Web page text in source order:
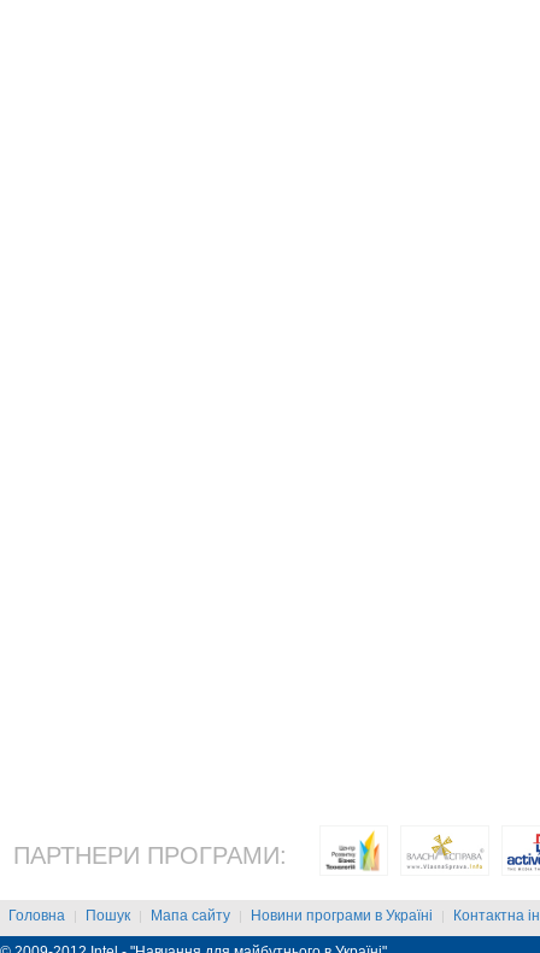
ПАРТНЕРИ ПРОГРАМИ:
Головна | Пошук | Мапа сайту | Новини програми в Україні | Контактна